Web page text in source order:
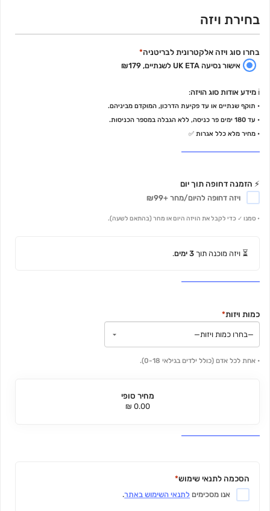
בחירת ויזה
בחרו סוג ויזה אלקטרונית לבריטניה*
אישור נסיעה UK ETA לשנתיים, ₪179
ℹ️ מידע אודות סוג הויזה:
• תוקף שנתיים או עד פקיעת הדרכון, המוקדם מביניהם.
• עד 180 ימים פר כניסה, ללא הגבלה במספר הכניסות.
• מחיר מלא כלל אגרות✅
⚡ הזמנה דחופה תוך יום
ויזה דחופה להיום/מחר +₪99
• סמנו ✓ כדי לקבל את הויזה היום או מחר (בהתאם לשעה).
⏳ ויזה מוכנה תוך 3 ימים .
כמות ויזות*
• אחת לכל אדם (כולל ילדים בגילאי 0-18).
מחיר סופי
0.00 ₪
הסכמה לתנאי שימוש*
אנו מסכימים לתנאי השימוש באתר.